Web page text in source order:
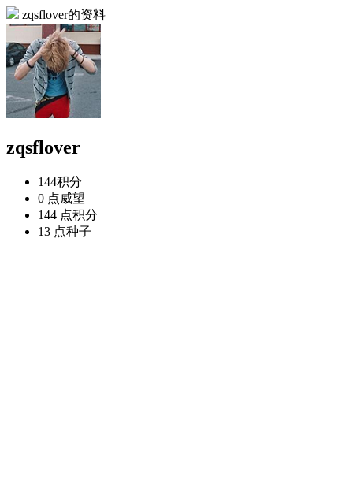
zqsflover的资料
zqsflover
144积分
0 点威望
144 点积分
13 点种子